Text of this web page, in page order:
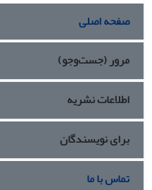
صفحه اصلی
مرور (جست‌وجو)
اطلاعات نشریه
برای نویسندگان
تماس با ما